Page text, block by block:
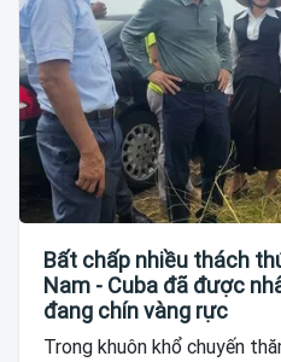
Bất chấp nhiều thách
Nam - Cuba đã được
đang chín vàng rực
Trong khuôn khổ chuyến